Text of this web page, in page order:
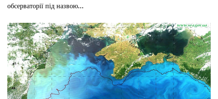
обсерваторії під назвою...